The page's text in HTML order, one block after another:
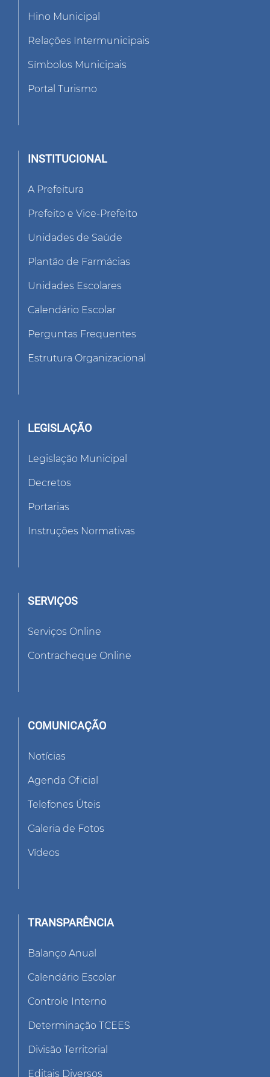
Hino Municipal
Relações Intermunicipais
Símbolos Municipais
Portal Turismo
INSTITUCIONAL
A Prefeitura
Prefeito e Vice-Prefeito
Unidades de Saúde
Plantão de Farmácias
Unidades Escolares
Calendário Escolar
Perguntas Frequentes
Estrutura Organizacional
LEGISLAÇÃO
Legislação Municipal
Decretos
Portarias
Instruções Normativas
SERVIÇOS
Serviços Online
Contracheque Online
COMUNICAÇÃO
Notícias
Agenda Oficial
Telefones Úteis
Galeria de Fotos
Vídeos
TRANSPARÊNCIA
Balanço Anual
Calendário Escolar
Controle Interno
Determinação TCEES
Divisão Territorial
Editais Diversos